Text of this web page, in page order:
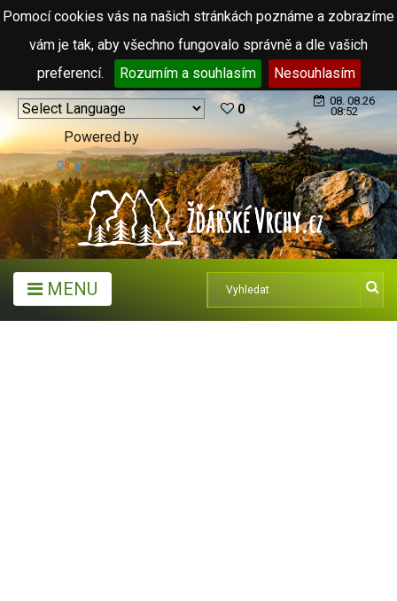
Pomocí cookies vás na našich stránkách poznáme a zobrazíme
vám je tak, aby všechno fungovalo správně a dle vašich
preferencí.
Rozumím a souhlasím Nesouhlasím
Powered by
Translate
0
08. 08.26
08:52
MENU